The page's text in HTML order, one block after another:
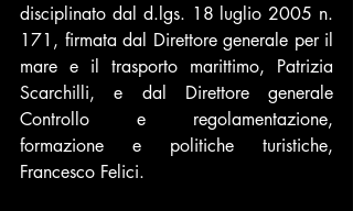
disciplinato dal d.lgs. 18 luglio 2005 n.
171, firmata dal Direttore generale per il
mare e il trasporto marittimo, Patrizia
Scarchilli, e dal Direttore generale
Controllo e regolamentazione,
formazione e politiche turistiche,
Francesco Felici.